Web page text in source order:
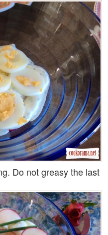
Do not greasy the last